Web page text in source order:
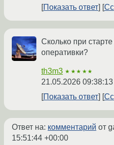
Показать ответ
Сколько при
оперативки?
th3m3 ★★★★★
21.05.2026
Показать ответ
Ответ на: комментарий от
15:51:44 +00:00